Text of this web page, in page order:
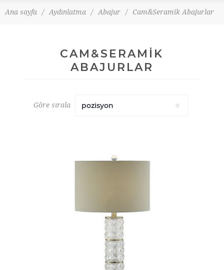
Ana sayfa / Aydınlatma / Abajur / Cam&Seramik Abajurlar
CAM&SERAMIK
ABAJURLAR
Göre sırala